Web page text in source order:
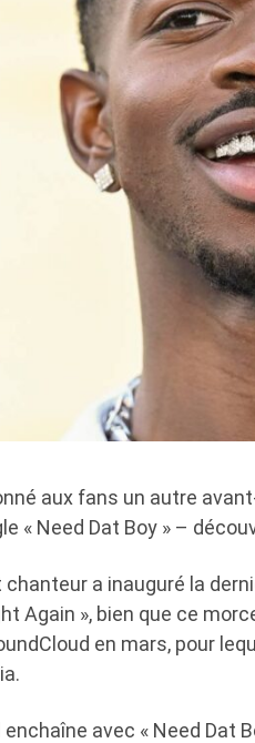
aux fans un autre
« Need Dat Boy » –
chanteur a inauguré la
Again », bien que ce
en mars, pour
enchaîne avec « Need Dat